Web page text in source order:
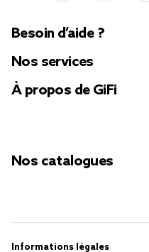
Besoin d’aide ?
Nos services
À propos de GiFi
Nos catalogues
Informations légales